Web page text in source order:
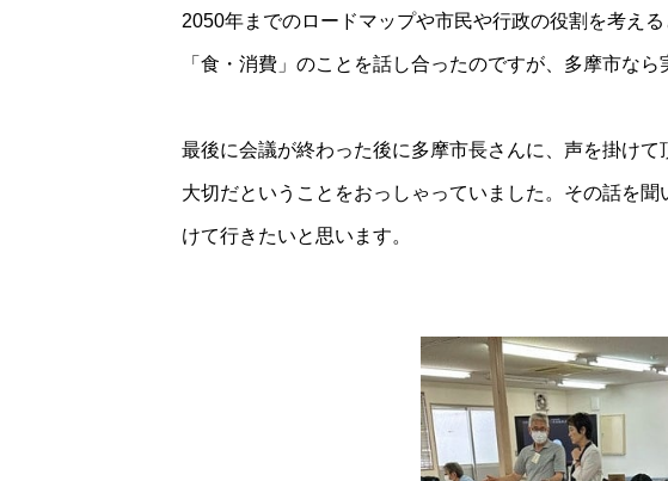
2050年までのロードマップや市民や行政の役割を考え
「食・消費」のことを話し合ったのですが、多摩市な
最後に会議が終わった後に多摩市長さんに、声を掛け
大切だということをおっしゃっていました。その話を
けて行きたいと思います。